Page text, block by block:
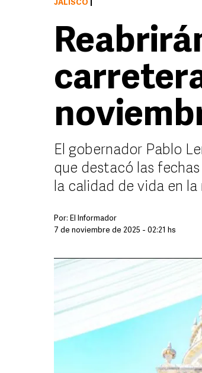
JALISCO
El gobernador Pablo
que destacó las
la calidad de vida en
Por: El Informador
7 de noviembre de 2025 - 02:21 hs